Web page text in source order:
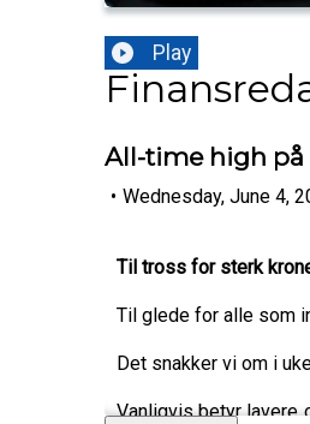
Play
All-time high på
• Wednesday, June 4,
Til tross for sterk
Til glede for alle som
Det snakker vi om i
Vanligvis betyr lavere